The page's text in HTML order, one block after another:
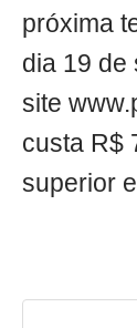
próxima
dia 19 de
site
custa R$
superior